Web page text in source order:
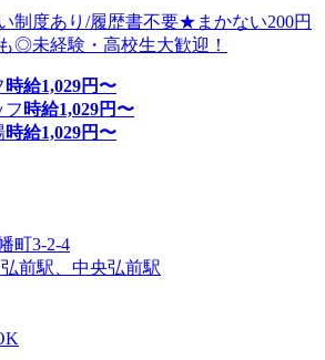
制度あり/履歴書不要★まかない200円
◎未経験・高校生大歓迎！
時給1,029円〜
フ 時給1,029円〜
時給1,029円〜
町3-2-4
前駅、中央弘前駅